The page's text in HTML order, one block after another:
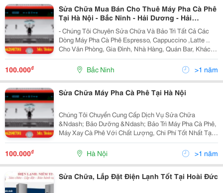
Sửa Chữa Mua Bán Cho Thuê Máy Pha Cà Phê
Tại Hà Nội - Bắc Ninh - Hải Dương - Hải
Phòng-Quảng Ninh...
- Chúng Tôi Chuyên Sửa Chữa Và Bảo Trì Tất Cả Các
Dòng Máy Pha Cà Phê Espresso, Cappuccino ,Latte ..
Cho Văn Phòng, Gia Đình, Nhà Hàng, Quán Bar, Khách
Sạn .... . - Bán Và Cho Thuê Máy Pha Cà Phê, Máy Say
Với Những Thương Hiệu Lớn Của Italia Tại V
100.000₫ Bắc Ninh >1 năm
Sửa Chữa Máy Pha Cà Phê Tại Hà Nội
Chúng Tôi Chuyển Cung Cấp Dịch Vụ Sửa Chữa
&Ndash; Bảo Dưỡng &Ndash; Bảo Trì Máy Pha Cà Phê,
Máy Xay Cà Phê Với Chất Lượng, Chi Phí Tốt Nhất Tại
Hà Nội Và Các Tỉnh Phía Bắc. Chúng Tôi Bán Và Cho
Thuê Tất Cả Các Loại Máy Pha Cà Phê Tại Hà Nội. Hãy
100.000₫ Hà Nội >1 năm
Sửa Chữa, Lắp Đặt Điện Lạnh Tốt Tại Hoài Đức